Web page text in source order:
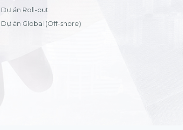
Dự án Roll-out
Dự án Global (Off-shore)